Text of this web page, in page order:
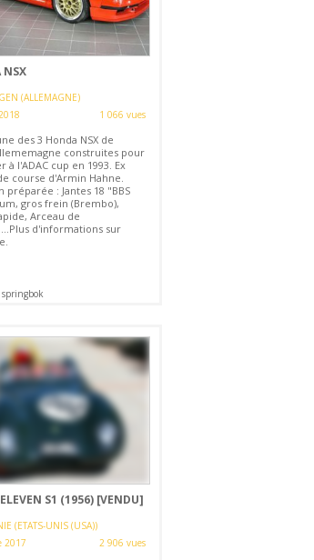
NSX
(ALLEMAGNE)
1 066 vues
des 3 Honda NSX de
construites pour
à l'ADAC cup en 1993. Ex
course d'Armin Hahne.
préparée : Jantes 18 "BBS
gros frein (Brembo),
Arceau de
d'informations sur
S1 (1956) [VENDU]
(ETATS-UNIS (USA))
2017
2 906 vues